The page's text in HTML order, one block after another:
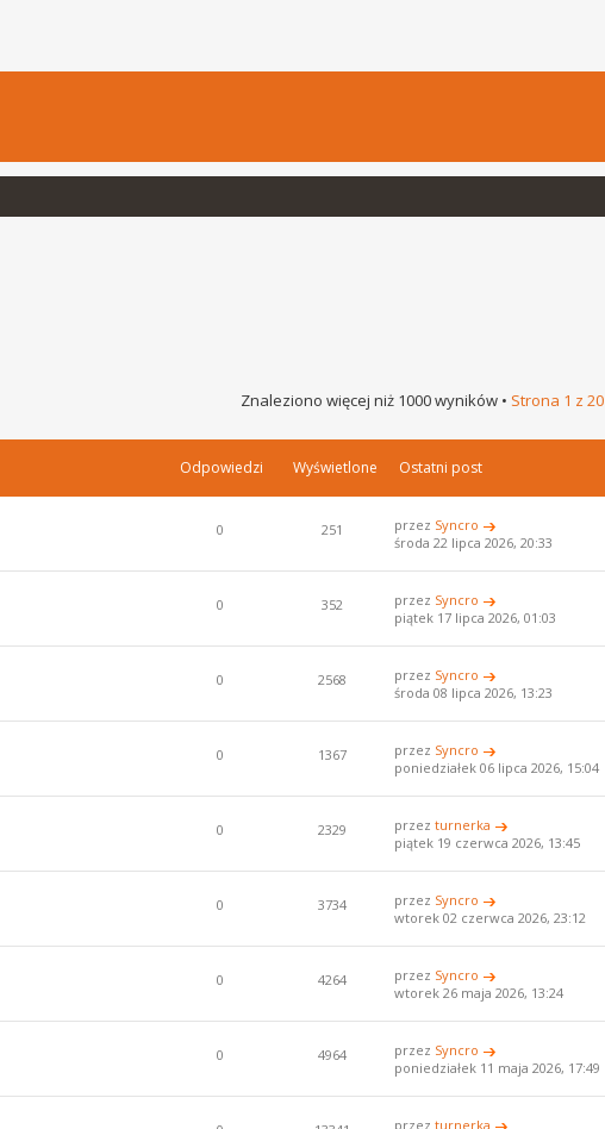
Znaleziono więcej niż 1000 wyników • Strona 1 z 20
Odpowiedzi Wyświetlone Ostatni post
0 251 przez Syncro
środa 22 lipca 2026, 20:33
0 352 przez Syncro
piątek 17 lipca 2026, 01:03
0 2568 przez Syncro
środa 08 lipca 2026, 13:23
0 1367 przez Syncro
poniedziałek 06 lipca 2026, 15:04
0 2329 przezturnerka
piątek 19 czerwca 2026, 13:45
0 3734 przez Syncro
wtorek 02 czerwca 2026, 23:12
0 4264 przez Syncro
wtorek 26 maja 2026, 13:24
0 4964 przez Syncro
poniedziałek 11 maja 2026, 17:49
przezturnerka